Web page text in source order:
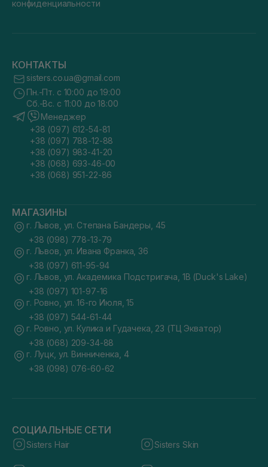
конфиденциальности
КОНТАКТЫ
sisters.co.ua@gmail.com
Пн.-Пт. с 10:00 до 19:00
Сб.-Вс. с 11:00 до 18:00
Менеджер
+38 (097) 612-54-81
+38 (097) 788-12-88
+38 (097) 983-41-20
+38 (068) 693-46-00
+38 (068) 951-22-86
МАГАЗИНЫ
г. Львов, ул. Степана Бандеры, 45
+38 (098) 778-13-79
г. Львов, ул. Ивана Франка, 36
+38 (097) 611-95-94
г. Львов, ул. Академика Подстригача, 1В (Duck's Lake)
+38 (097) 101-97-16
г. Ровно, ул. 16-го Июля, 15
+38 (097) 544-61-44
г. Ровно, ул. Кулика и Гудачека, 23 (ТЦ Экватор)
+38 (068) 209-34-88
г. Луцк, ул. Винниченка, 4
+38 (098) 076-60-62
СОЦИАЛЬНЫЕ СЕТИ
Sisters Hair Sisters Skin